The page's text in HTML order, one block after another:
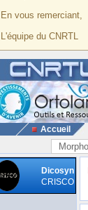
En vous remerciant,
L'équipe du CNRTL
Accueil
Dicosyn
CRISCO